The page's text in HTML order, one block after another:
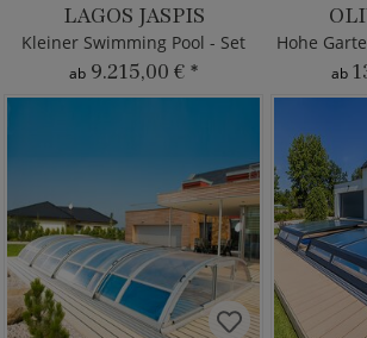
LAGOS JASPIS
Kleiner Swimming Pool - Set
ab 9.215,00 € *
Hohe
ab